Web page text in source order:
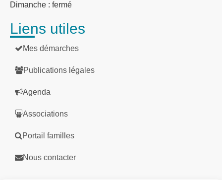
Dimanche : fermé
Liens utiles
Mes démarches
Publications légales
Agenda
Associations
Portail familles
Nous contacter